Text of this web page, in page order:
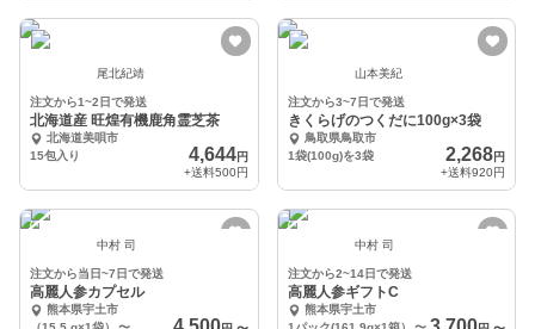
尾北紀靖
注文から1~2日で発送
北海道産 旺煌有機鹿角霊芝茶
北海道美唄市
15包入り
4,644円
+送料500円
山本美紀
注文から3~7日で発送
きくらげのつくだに100g×3袋
鳥取県鳥取市
1袋(100g)を3袋
2,268円
+送料920円
中村 司
注文から当日~7日で発送
高麗人参カプセル
熊本県宇土市
中村 司
注文から2~14日で発送
高麗人参ギフトC
熊本県宇土市